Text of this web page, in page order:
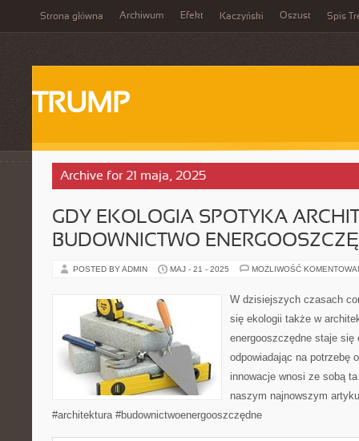
Strona główna Archiwum Efekt Kaczyński Oszust Spis
TRUMP
Archive for 21 maja, 2025
GDY EKOLOGIA SPOTYKA
BUDOWNICTWO
POSTED BY ADMIN MAJ - 21 - 2025 MOŻLIWOŚĆ
W dzisiejszych czasach
się ekologii także w
energooszczędne staje się
odpowiadając na potrzebę
innowacje wnosi ze sobą
naszym najnowszym
#architektura #budownictwoenergooszczędne